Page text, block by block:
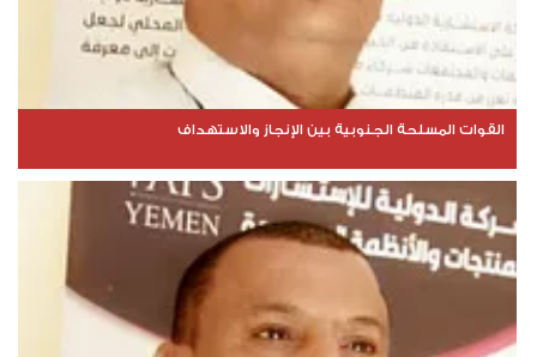
القوات المسلحة الجنوبية بين الإنجاز والاستهداف